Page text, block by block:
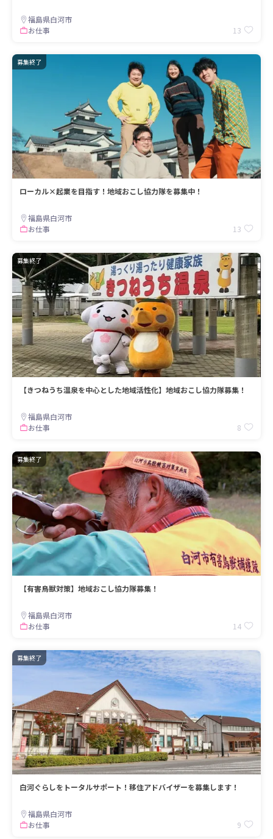
福島県白河市
お仕事
13
募集終了
ローカル×起業を目指す！地域おこし協力隊を募集中！
福島県白河市
お仕事
13
募集終了
【きつねうち温泉を中心とした地域活性化】地域おこし協力隊募集！
福島県白河市
お仕事
8
募集終了
【有害鳥獣対策】地域おこし協力隊募集！
福島県白河市
お仕事
14
募集終了
白河ぐらしをトータルサポート！移住アドバイザーを募集します！
福島県白河市
お仕事
9